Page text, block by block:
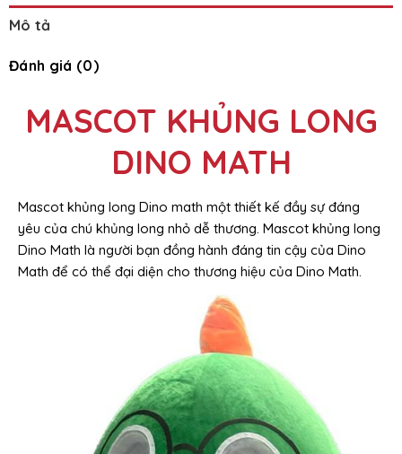
Mô tả
Đánh giá (0)
MASCOT KHỦNG LONG
DINO MATH
Mascot khủng long Dino math một thiết kế đầy sự đáng
yêu của chú khủng long nhỏ dễ thương. Mascot khủng long
Dino Math là người bạn đồng hành đáng tin cậy của Dino
Math để có thể đại diện cho thương hiệu của Dino Math.